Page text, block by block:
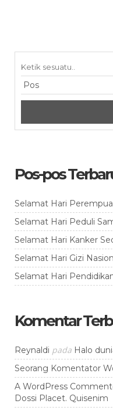
Pos-pos
Selamat Hari
Selamat Hari Peduli
Selamat Hari Kanker
Selamat Hari Gizi
Selamat Hari
Komentar
Reynaldi pada Halo
Seorang Komentator
A WordPress
Dossi Placet. Quisenim